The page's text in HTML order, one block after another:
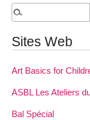
Sites Web
Art Basics for
ASBL Les Ateliers
Bal Spécial